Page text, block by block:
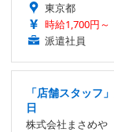
東京都
時給1,700円～
派遣社員
「店舗スタッフ
日
株式会社まさめや